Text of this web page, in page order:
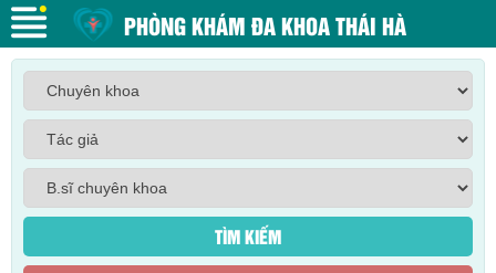
PHÒNG KHÁM ĐA KHOA THÁI HÀ